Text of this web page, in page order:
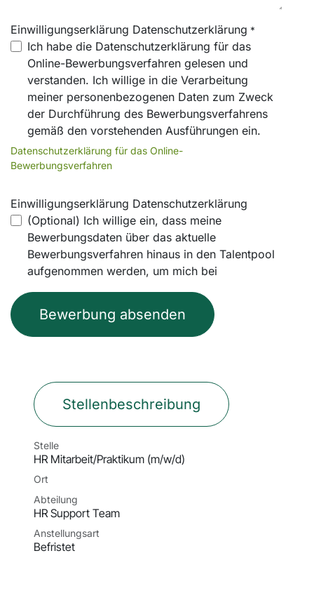
Einwilligungserklärung Datenschutzerklärung *
Ich habe die Datenschutzerklärung für das
Online-Bewerbungsverfahren gelesen und
verstanden. Ich willige in die Verarbeitung
meiner personenbezogenen Daten zum Zweck
der Durchführung des Bewerbungsverfahrens
gemäß den vorstehenden Ausführungen ein.
Datenschutzerklärung für das Online-
Bewerbungsverfahren
Einwilligungserklärung Datenschutzerklärung
(Optional) Ich willige ein, dass meine
Bewerbungsdaten über das aktuelle
Bewerbungsverfahren hinaus in den Talentpool
aufgenommen werden, um mich bei
Bewerbung absenden
Stellenbeschreibung
Stelle
HR Mitarbeit/Praktikum (m/w/d)
Ort
Abteilung
HR Support Team
Anstellungsart
Befristet